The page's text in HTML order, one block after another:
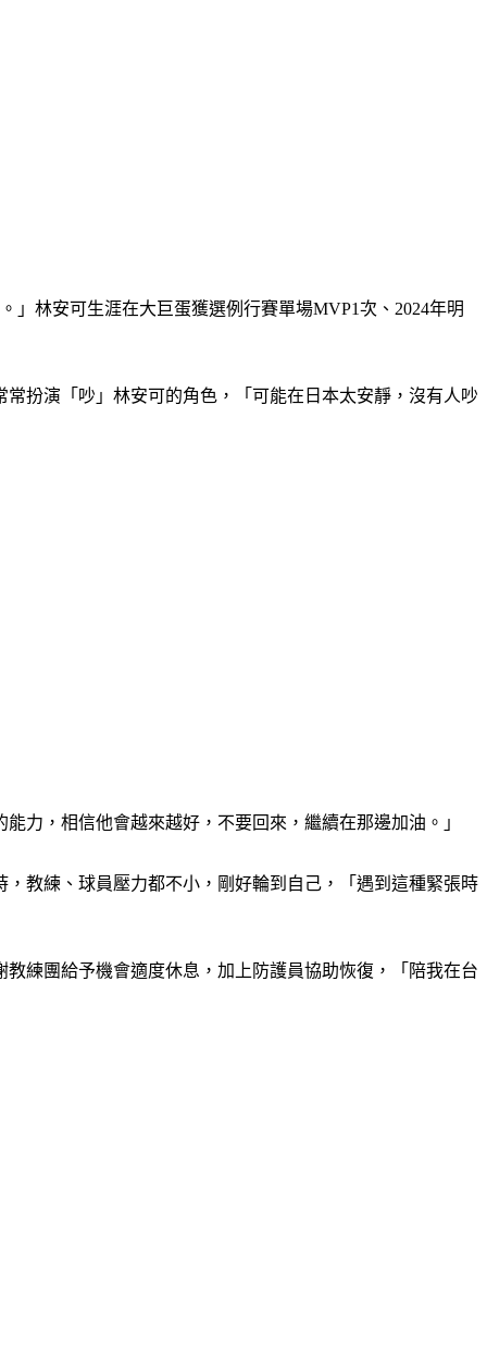
林安可生涯在大巨蛋獲選例行賽單場MVP1次、2024年明
扮演「吵」林安可的角色，「可能在日本太安靜，沒有人吵
力，相信他會越來越好，不要回來，繼續在那邊加油。」
教練、球員壓力都不小，剛好輪到自己，「遇到這種緊張時
練團給予機會適度休息，加上防護員協助恢復，「陪我在台